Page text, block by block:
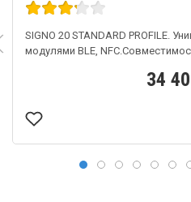
SIGNO 20 STANDARD PROFILE.
модулями BLE,
34